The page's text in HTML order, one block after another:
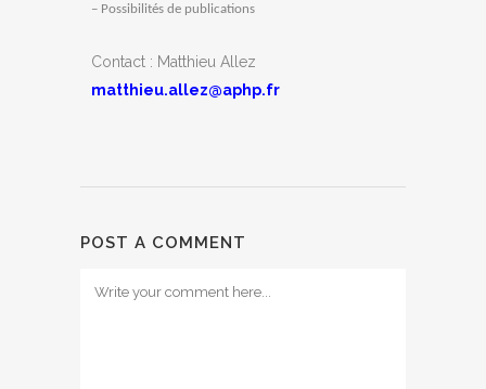
– Possibilités de publications
Contact : Matthieu Allez
matthieu.allez@aphp.fr
POST A COMMENT